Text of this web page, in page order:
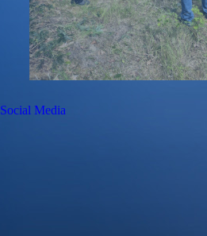
Social Media